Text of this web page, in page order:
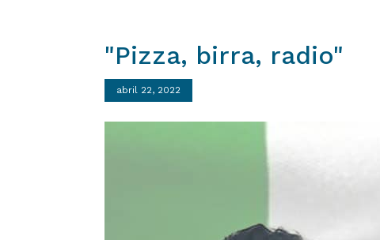
"Pizza, birra, radio"
abril 22, 2022